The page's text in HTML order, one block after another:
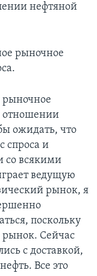
нефтяной
рыночное
рыночное
отношении
ожидать, что
спроса и
со всякими
ведущую
рынок, я
поскольку
рынок. Сейчас
с доставкой,
Все это